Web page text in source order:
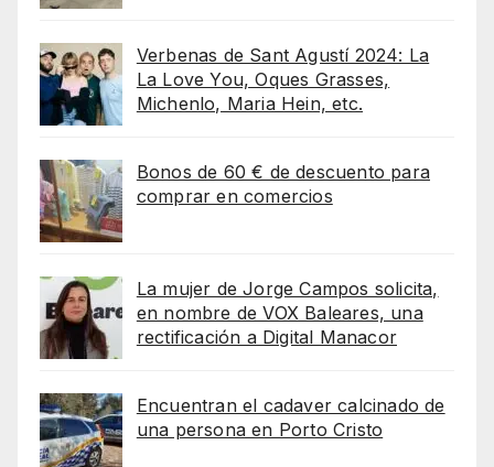
Verbenas de Sant Agustí 2024: La
La Love You, Oques Grasses,
Michenlo, Maria Hein, etc.
Bonos de 60 € de descuento para
comprar en comercios
La mujer de Jorge Campos solicita,
en nombre de VOX Baleares, una
rectificación a Digital Manacor
Encuentran el cadaver calcinado de
una persona en Porto Cristo